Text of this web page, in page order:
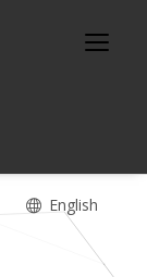
English